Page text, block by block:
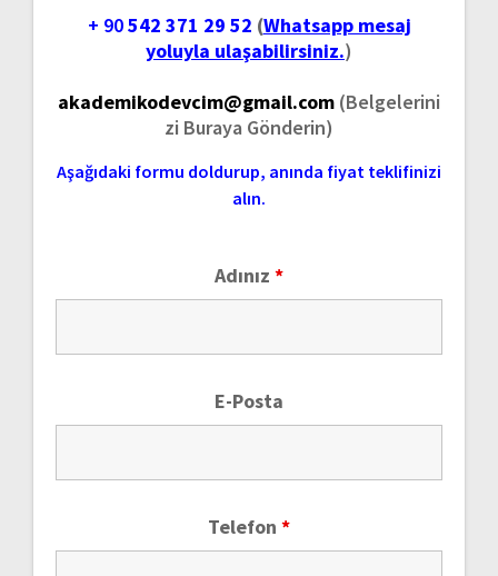
+ 90542 371 29 52 (Whatsapp mesaj
yoluyla ulaşabilirsiniz.)
akademikodevcim@gmail.com (Belgelerini
zi Buraya Gönderin)
Aşağıdaki formu doldurup, anında fiyat teklifinizi
alın.
Adınız *
E-Posta
Telefon *